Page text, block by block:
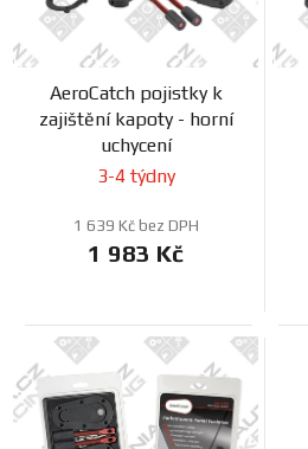
t
o
d
AeroCatch pojistky k
zajištění kapoty - horní
uchycení
3-4 týdny
1 639 Kč bez DPH
1 983 Kč